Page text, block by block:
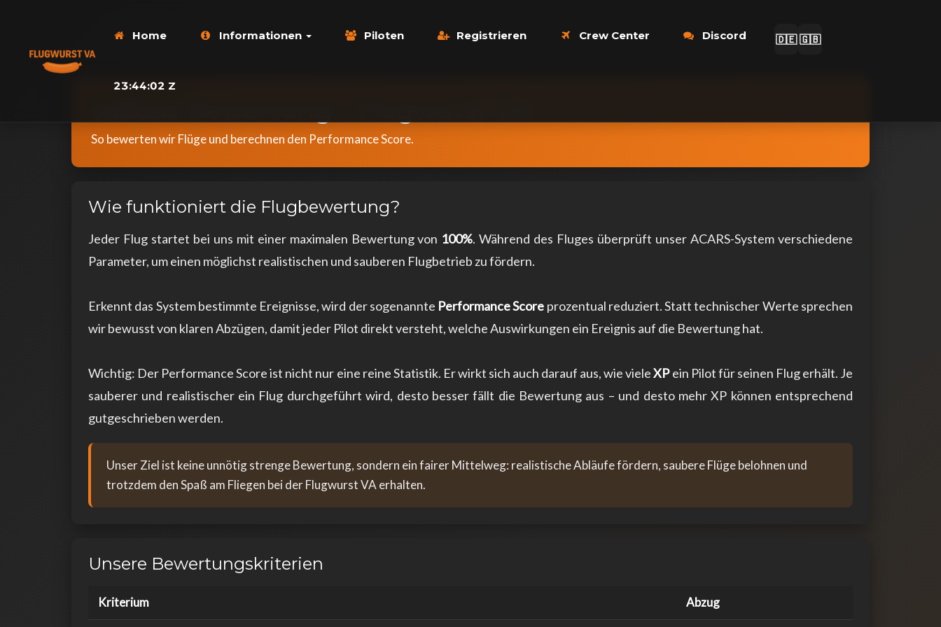
Home Informationen Piloten Registrieren Crew Center Discord 🇩🇪 🇬🇧
23:44:03 Z
So bewerten wir Flüge und berechnen den Performance Score.
Wie funktioniert die Flugbewertung?
Jeder Flug startet bei uns mit einer maximalen Bewertung von 100%. Während des Fluges überprüft unser ACARS-System verschiedene
Parameter, um einen möglichst realistischen und sauberen Flugbetrieb zu fördern.
Erkennt das System bestimmte Ereignisse, wird der sogenannte Performance Score prozentual reduziert. Statt technischer Werte sprechen
wir bewusst von klaren Abzügen, damit jeder Pilot direkt versteht, welche Auswirkungen ein Ereignis auf die Bewertung hat.
Wichtig: Der Performance Score ist nicht nur eine reine Statistik. Er wirkt sich auch darauf aus, wie vieleXPein Pilot für seinen Flug erhält. Je
sauberer und realistischer ein Flug durchgeführt wird, desto besser fällt die Bewertung aus – und desto mehr XP können entsprechend
gutgeschrieben werden.
Unser Ziel ist keine unnötig strenge Bewertung, sondern ein fairer Mittelweg: realistische Abläufe fördern, saubere Flüge belohnen und
trotzdem den Spaß am Fliegen bei der Flugwurst VA erhalten.
Unsere Bewertungskriterien
Kriterium Abzug